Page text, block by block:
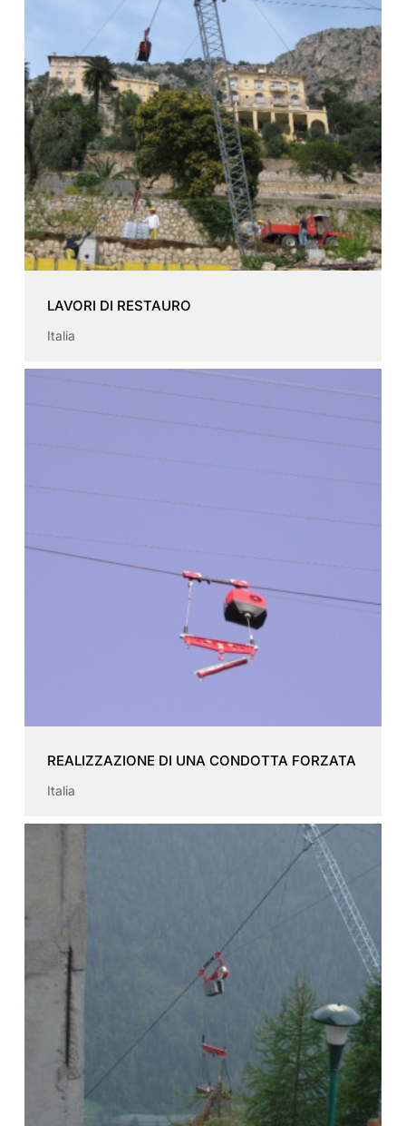
LAVORI DI RESTAURO
Italia
REALIZZAZIONE DI UNA CONDOTTA FORZATA
Italia